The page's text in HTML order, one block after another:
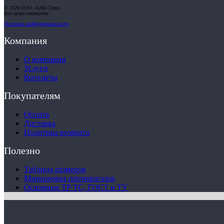
© 2026 ООО «АДК-Спец»
Все права защищены
Политика конфиденциальности
Компания
О компании
Услуги
Контакты
Покупателям
Оплата
Доставка
Политика возврата
Полезно
Таблица размеров
Маркировка противогазов
Основные ТР ТС, ГОСТ и ТУ